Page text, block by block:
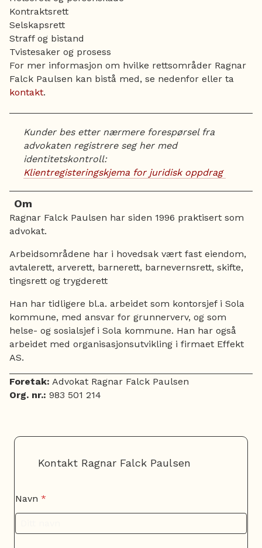
Kontraktsrett
Selskapsrett
Straff og bistand
Tvistesaker og prosess
For mer informasjon om hvilke rettsområder Ragnar
Falck Paulsen kan bistå med, se nedenfor eller ta
kontakt.
Kunder bes etter nærmere forespørsel fra
advokaten registrere seg her med
identitetskontroll:
Klientregisteringskjema for juridisk oppdrag
Om
Ragnar Falck Paulsen har siden 1996 praktisert som
advokat.
Arbeidsområdene har i hovedsak vært fast eiendom,
avtalerett, arverett, barnerett, barnevernsrett, skifte,
tingsrett og trygderett
Han har tidligere bl.a. arbeidet som kontorsjef i Sola
kommune, med ansvar for grunnerverv, og som
helse- og sosialsjef i Sola kommune. Han har også
arbeidet med organisasjonsutvikling i firmaet Effekt
AS.
Foretak: Advokat Ragnar Falck Paulsen
Org. nr.: 983 501 214
Kontakt Ragnar Falck Paulsen
e
d
E
Navn *